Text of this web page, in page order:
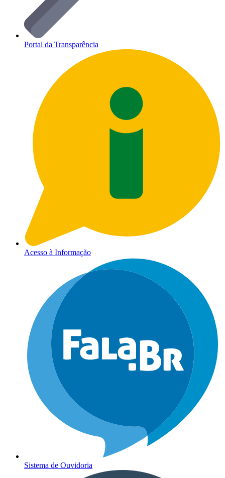
Portal da Transparência
Acesso à Informação
Sistema de Ouvidoria